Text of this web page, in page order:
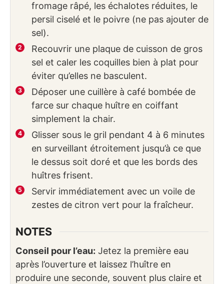
fromage râpé, les échalotes réduites, le
persil ciselé et le poivre (ne pas ajouter de
sel).
Recouvrir une plaque de cuisson de gros
sel et caler les coquilles bien à plat pour
éviter qu’elles ne basculent.
Déposer une cuillère à café bombée de
farce sur chaque huître en coiffant
simplement la chair.
Glisser sous le gril pendant 4 à 6 minutes
en surveillant étroitement jusqu’à ce que
le dessus soit doré et que les bords des
huîtres frisent.
Servir immédiatement avec un voile de
zestes de citron vert pour la fraîcheur.
NOTES
Conseil pour l’eau: Jetez la première eau
après l’ouverture et laissez l’huître en
produire une seconde, souvent plus claire et